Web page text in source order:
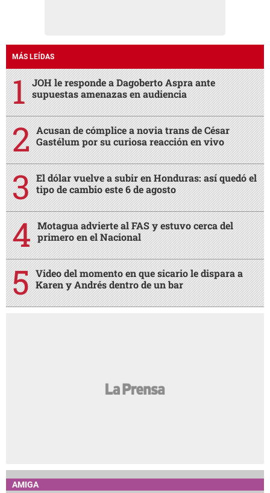
MÁS LEÍDAS
JOH le responde a Dagoberto Aspra ante
supuestas amenazas en audiencia
Acusan de cómplice a novia trans de César
Gastélum por su curiosa reacción en vivo
El dólar vuelve a subir en Honduras: así quedó el
tipo de cambio este 6 de agosto
Motagua advierte al FAS y estuvo cerca del
primero en el Nacional
Video del momento en que sicario le dispara a
Karen y Andrés dentro de un bar
AMIGA